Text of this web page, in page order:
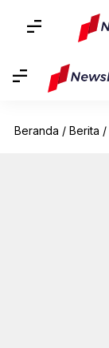
Beranda / Berita /